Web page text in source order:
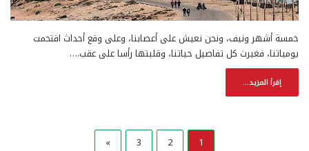
خمسة أشهر ونيف، ونحن نعيش على أعصابنا، وعلى وقع أحداث اقتحمت
يومياتنا، فغيرت كل تفاصيل حياتنا، وقلبتها رأسا على عقب.…
إقرأ المزيد...
1
2
3
»